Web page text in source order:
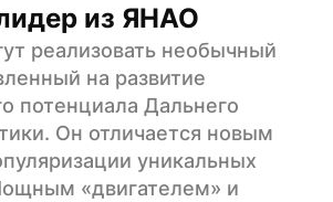
из ЯНАО
реализовать необычный
на развитие
потенциала Дальнего
Он отличается новым
уникальных
«двигателем» и